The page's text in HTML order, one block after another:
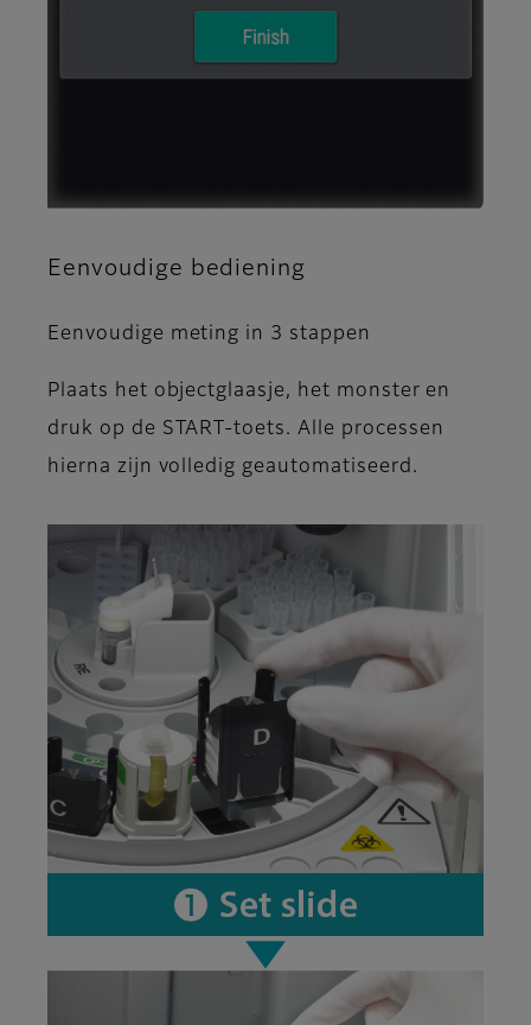
Eenvoudige bediening
Eenvoudige meting in 3 stappen
Plaats het objectglaasje, het monster en
druk op de START-toets. Alle processen
hierna zijn volledig geautomatiseerd.